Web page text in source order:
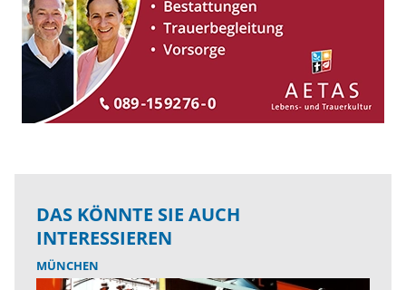
DAS KÖNNTE SIE AUCH
INTERESSIEREN
MÜNCHEN